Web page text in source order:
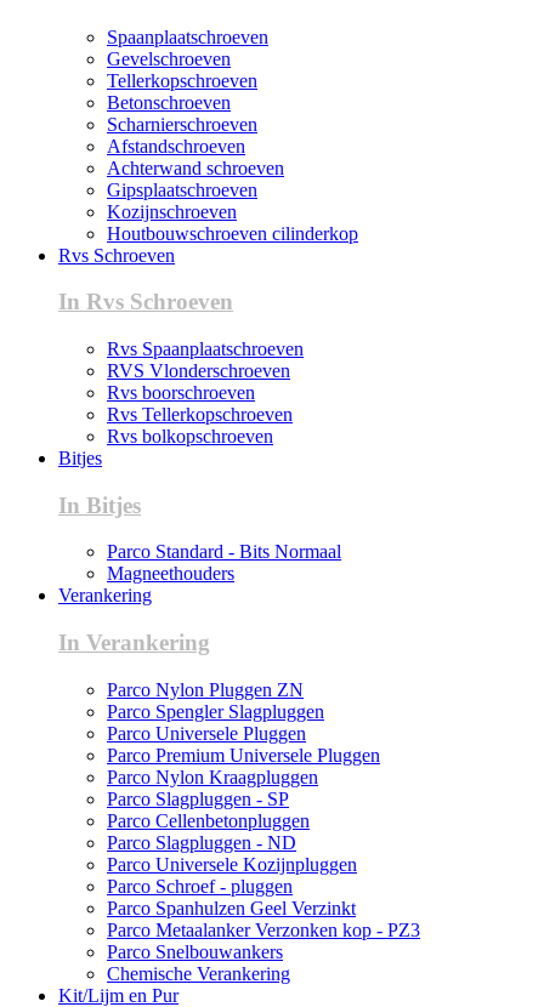
Spaanplaatschroeven
Gevelschroeven
Tellerkopschroeven
Betonschroeven
Scharnierschroeven
Afstandschroeven
Achterwand schroeven
Gipsplaatschroeven
Kozijnschroeven
Houtbouwschroeven cilinderkop
Rvs Schroeven
In Rvs Schroeven
Rvs Spaanplaatschroeven
RVS Vlonderschroeven
Rvs boorschroeven
Rvs Tellerkopschroeven
Rvs bolkopschroeven
Bitjes
In Bitjes
Parco Standard - Bits Normaal
Magneethouders
Verankering
In Verankering
Parco Nylon Pluggen ZN
Parco Spengler Slagpluggen
Parco Universele Pluggen
Parco Premium Universele Pluggen
Parco Nylon Kraagpluggen
Parco Slagpluggen - SP
Parco Cellenbetonpluggen
Parco Slagpluggen - ND
Parco Universele Kozijnpluggen
Parco Schroef - pluggen
Parco Spanhulzen Geel Verzinkt
Parco Metaalanker Verzonken kop - PZ3
Parco Snelbouwankers
Chemische Verankering
Kit/Lijm en Pur